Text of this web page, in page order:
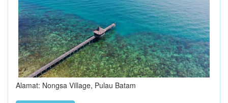
Alamat: Nongsa Village, Pulau Batam